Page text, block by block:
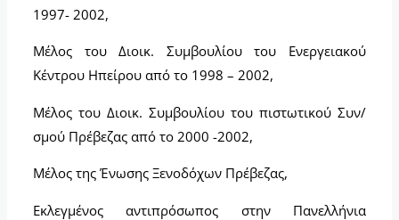
1997- 2002,
Μέλος του Διοικ. Συμβουλίου του Ενεργειακού
Κέντρου Ηπείρου από το 1998 – 2002,
Μέλος του Διοικ. Συμβουλίου του πιστωτικού Συν/
σμού Πρέβεζας από το 2000 -2002,
Μέλος της Ένωσης Ξενοδόχων Πρέβεζας,
Εκλεγμένος αντιπρόσωπος στην Πανελλήνια